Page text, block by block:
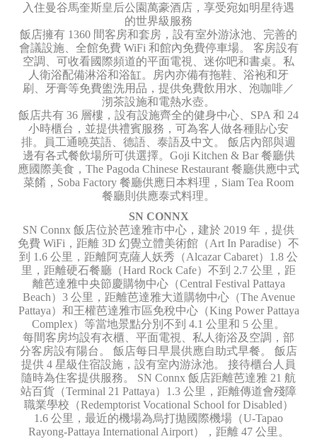
入住曼谷馬奎斯皇后公園萬豪酒店，享受宛如明星待遇
的世界級服務
飯店擁有 1360 間客房和套房，設有室外游泳池、完善的
會議設施、全館免費 WiFi 和館內免費停車場。 客房設有
空調、可收看國際頻道的平面電視、迷你吧和書桌。私
人衛浴配備淋浴和浴缸。房內亦備有拖鞋、浴袍和牙
刷、牙膏等免費盥洗用品，提供免費飲用水、泡咖啡／
沏茶設施和電熱水壺。
飯店共有 36 層樓，設有設施齊全的健身中心、SPA 和 24
小時櫃台，並提供禮賓服務，可為客人做各種貼心安
排。員工通曉英語、德語、泰語及中文。 飯店內部與週
邊有各式餐飲場所可供選擇。Goji Kitchen & Bar 餐廳供
應國際美食，The Pagoda Chinese Restaurant 餐廳供應中式
菜餚，Soba Factory 餐廳供應日本料理，Siam Tea Room
餐廳則供應泰式料理。
SN CONNX
SN Connx 飯店位於芭達雅市中心，建於 2019 年，提供
免費 WiFi，距離 3D 幻覺立體美術館（Art In Paradise）不
到 1.6 公里，距離阿克薩人妖秀（Alcazar Cabaret）1.8 公
里，距離硬石餐廳（Hard Rock Cafe）不到 2.7 公里，距
離芭達雅中央節慶購物中心（Central Festival Pattaya
Beach）3 公里，距離芭達雅大道購物中心（The Avenue
Pattaya）和王權芭達雅市區免稅中心（King Power Pattaya
Complex）等當地景點分別不到 4.1 公里和 5 公里。
每間客房均設有衣櫃、平面電視、私人衛浴及空調，部
分客房設有陽台。 飯店每日早晨供應自助式早餐。 飯店
提供 4 星級住宿設施，設有室內游泳池。 接待櫃台人員
隨時為住客提供服務。 SN Connx 飯店距離芭達雅 21 航
站百貨（Terminal 21 Pattaya）1.3 公里，距離傳道會殘障
職業學校（Redemptorist Vocational School for Disabled）
1.6 公里，最近的機場為烏打拋國際機場（U-Tapao
Rayong-Pattaya International Airport），距離 47 公里。